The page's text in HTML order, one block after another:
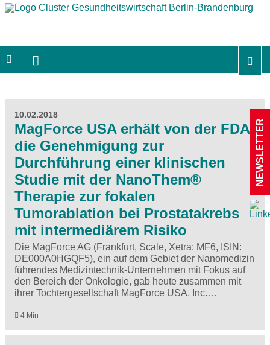
10.02.2018
MagForce USA erhält von der FDA
die Genehmigung zur
Durchführung einer klinischen
Studie mit der NanoThem®
Therapie zur fokalen
Tumorablation bei Prostatakrebs
mit intermediärem Risiko
Die MagForce AG (Frankfurt, Scale, Xetra: MF6, ISIN:
DE000A0HGQF5), ein auf dem Gebiet der Nanomedizin
führendes Medizintechnik-Unternehmen mit Fokus auf
den Bereich der Onkologie, gab heute zusammen mit
ihrer Tochtergesellschaft MagForce USA, Inc.…
4 Min
NEWSLETTER